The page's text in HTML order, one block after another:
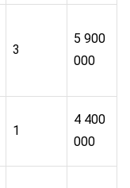
3
5 900
000
1
4 400
000